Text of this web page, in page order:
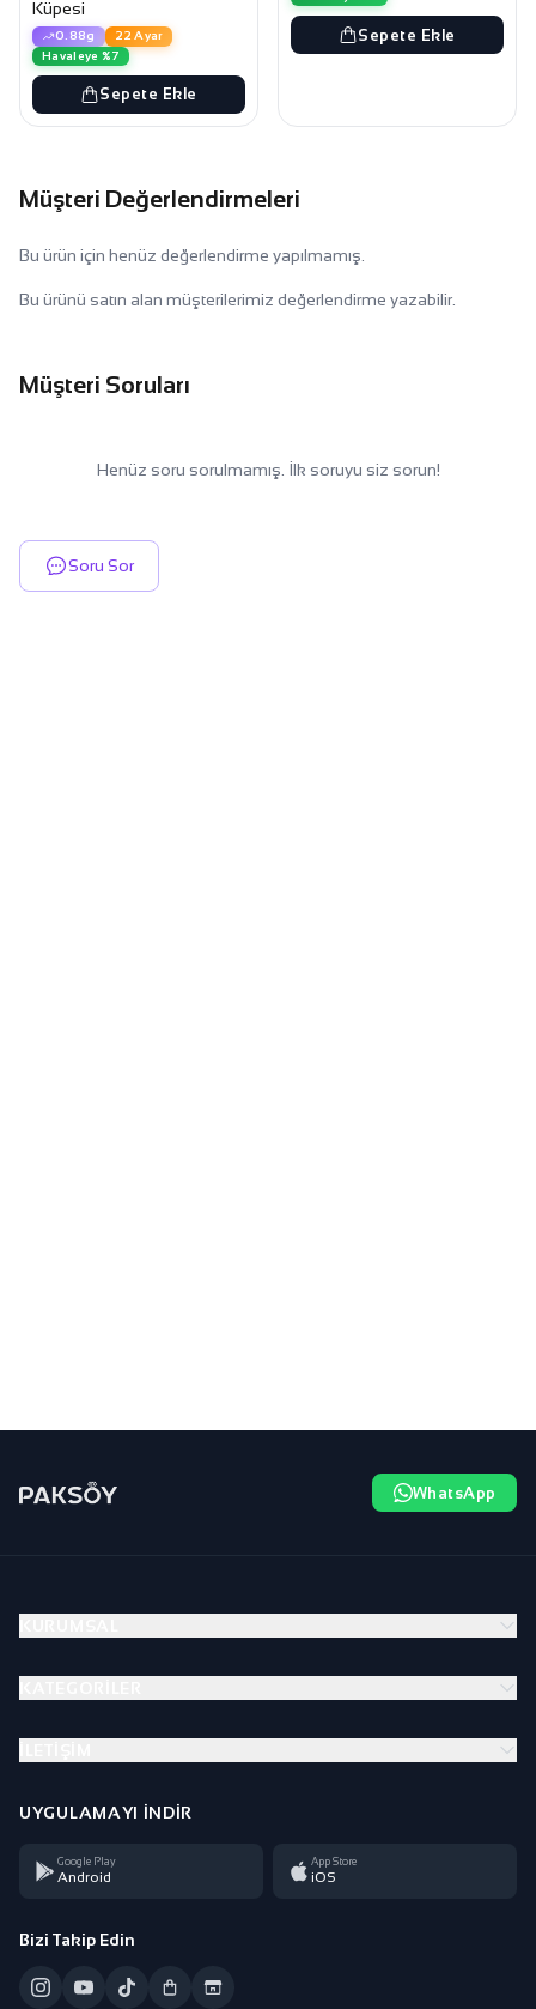
Küpesi
0.88g
22 Ayar
Havaleye %7
Sepete Ekle
Sepete Ekle
Müşteri Değerlendirmeleri
Bu ürün için henüz değerlendirme yapılmamış.
Bu ürünü satın alan müşterilerimiz değerlendirme yazabilir.
Müşteri Soruları
Henüz soru sorulmamış. İlk soruyu siz sorun!
Soru Sor
WhatsApp
UYGULAMAYI İNDIR
Google Play
Android
App Store
iOS
Bizi Takip Edin